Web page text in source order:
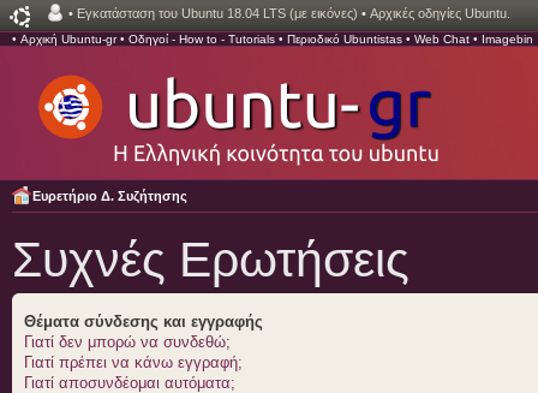
• Εγκατάσταση του Ubuntu 18.04 LTS (με εικόνες) • Αρχικές οδηγίες Ubuntu.
• Αρχική Ubuntu-gr• Οδηγοί - How to - Tutorials • Περιοδικό Ubuntistas • Web Chat • Imagebin
Ευρετήριο Δ. Συζήτησης
Συχνές Ερωτήσεις
Θέματα σύνδεσης και εγγραφής
Γιατί δεν μπορώ να συνδεθώ;
Γιατί πρέπει να κάνω εγγραφή;
Γιατί αποσυνδέομαι αυτόματα;